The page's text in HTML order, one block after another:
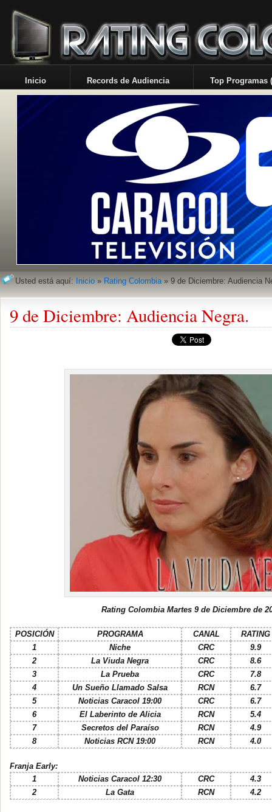
Inicio Records de Audiencia Top Programas
Usted está aquí: Inicio » Rating Colombia» 9 de Diciembre: Audiencia
9 de Diciembre: Audiencia Negra.
Rating Colombia Martes 9 de Diciembre de
POSICIÓN PROGRAMA CANAL
RATING
1
Niche CRC
9.9
2
La Viuda Negra CRC
8.6
3
La Prueba CRC
7.8
4
Un Sueño Llamado Salsa RCN
6.7
5
Noticias Caracol 19:00 CRC
6.7
6
El Laberinto de Alicia RCN
5.4
7
Secretos del Paraíso RCN
4.9
8
Noticias RCN 19:00 RCN 4.0
Franja Early:
1
Noticias Caracol 12:30 CRC
4.3
2
La Gata RCN 4.2